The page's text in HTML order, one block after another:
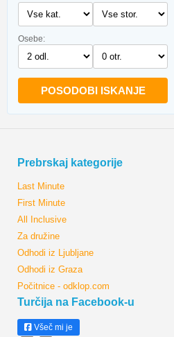
Osebe:
POSODOBI ISKANJE
Prebrskaj kategorije
Last Minute
First Minute
All Inclusive
Za družine
Odhodi iz Ljubljane
Odhodi iz Graza
Počitnice - odklop.com
Turčija na Facebook-u
Všeč mi je